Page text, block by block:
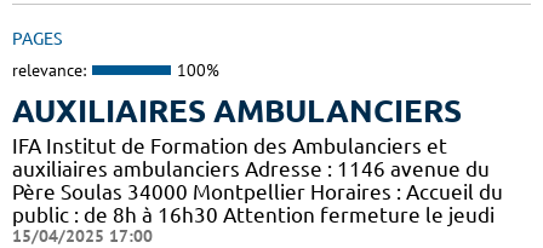
PAGES
relevance: 100%
AUXILIAIRES AMBULANCIERS
IFA Institut de Formation des Ambulanciers et
auxiliaires ambulanciers Adresse : 1146 avenue du
Père Soulas 34000 Montpellier Horaires : Accueil du
public : de 8h à 16h30 Attention fermeture le jeudi
15/04/2025 17:00